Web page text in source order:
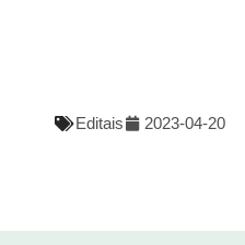
Editais 2023-04-20